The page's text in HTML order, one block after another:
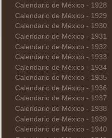
Calendario de México - 1928
Calendario de México - 1929
Calendario de México - 1930
Calendario de México - 1931
Calendario de México - 1932
Calendario de México - 1933
Calendario de México - 1934
Calendario de México - 1935
Calendario de México - 1936
Calendario de México - 1937
Calendario de México - 1938
Calendario de México - 1939
Calendario de México - 1940